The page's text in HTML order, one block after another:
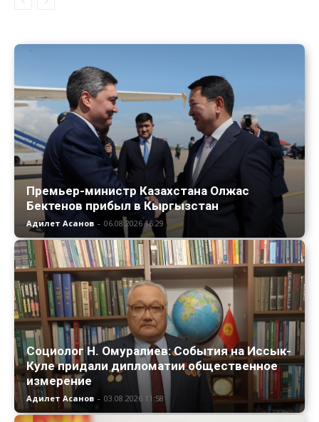
Премьер-министр Казахстана Олжас
Бектенов прибыл в Кыргызстан
Адилет Асанов - 06.08.2026 16:29
Социолог Н. Омуралиев: События на Иссык-
Куле придали дипломатии общественное
измерение
Адилет Асанов - 03.08.2026 11:58